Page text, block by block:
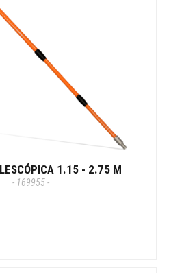
1.15 - 2.75 M
- 169955 -